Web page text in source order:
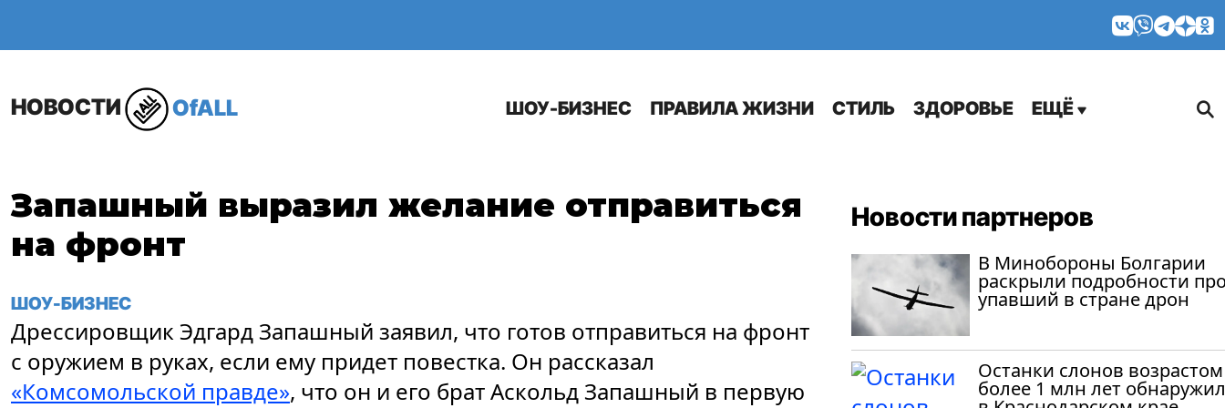
НОВОСТИ OfALL ШОУ-БИЗНЕС ПРАВИЛА ЖИЗНИ СТИЛЬ ЗДОРОВЬЕ ЕЩЁ
Запашный выразил желание отправиться
на фронт
ШОУ-БИЗНЕС
Дрессировщик Эдгард Запашный заявил, что готов отправиться на фронт
с оружием в руках, если ему придет повестка. Он рассказал
«Комсомольской правде», что он и его брат Аскольд Запашный в первую
Новости партнеров
В Минобороны Болгарии
раскрыли подробности
упавший в стране дрон
Останки слонов возрастом
более 1 млн лет